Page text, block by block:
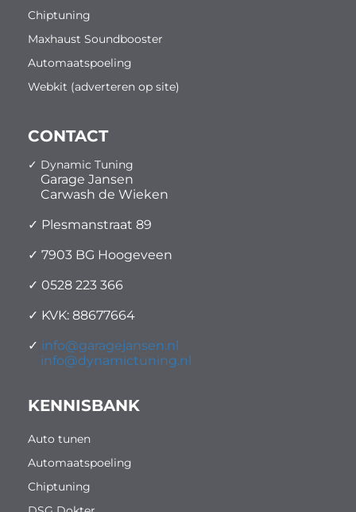
Chiptuning
Maxhaust Soundbooster
Automaatspoeling
Webkit (adverteren op site)
CONTACT
✓ Dynamic Tuning
Garage Jansen
Carwash de Wieken
✓ Plesmanstraat 89
✓ 7903 BG Hoogeveen
✓ 0528 223 366
✓ KVK: 88677664
✓ info@garagejansen.nl
info@dynamictuning.nl
KENNISBANK
Auto tunen
Automaatspoeling
Chiptuning